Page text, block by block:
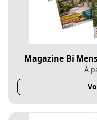
Magazine Bi
À